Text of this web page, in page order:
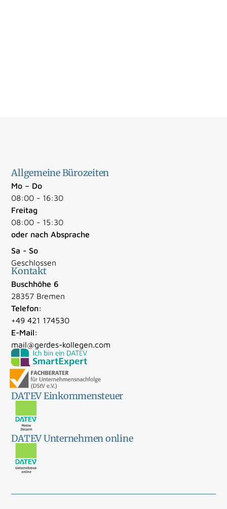
Allgemeine Bürozeiten
Mo – Do
08:00 - 16:30
Freitag
08:00 - 15:30
oder nach Absprache
Sa - So
Geschlossen
Kontakt
Buschhöhe 6
28357 Bremen
Telefon:
+49 421 174530
E-Mail:
mail@gerdes-kollegen.com
DATEV Einkommensteuer
DATEV Unternehmen online